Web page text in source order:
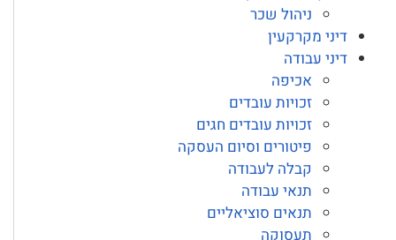
ניהול שכר
דיני מקרקעין
דיני עבודה
אכיפה
זכויות עובדים
זכויות עובדים חגים
פיטורים וסיום העסקה
קבלה לעבודה
תנאי עבודה
תנאים סוציאליים
תעסוקה